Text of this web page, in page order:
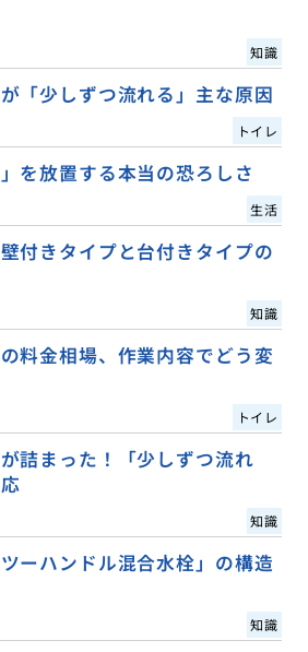
知識
「少しずつ流れる」主な原因
トイレ
を放置する本当の恐ろしさ
生活
付きタイプと台付きタイプの
知識
料金相場、作業内容でどう変
トイレ
詰まった！「少しずつ流れ
知識
ーハンドル混合水栓」の構造
知識